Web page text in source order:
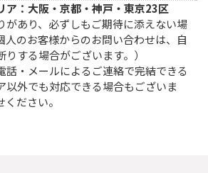
ア：大阪・京都・神戸・東京23区
があり、必ずしもご期待に添えない場
人のお客様からのお問い合わせは、自
する場合がございます。）
話・メールによるご連絡で完結できる
以外でも対応できる場合もございま
ださい。